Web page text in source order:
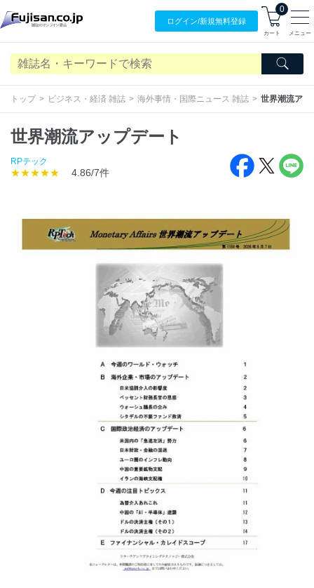
ログイン/新規無料登録
0
カート メニュー
トップ ビジネス・経済 雑誌 海外事情・国際ニュース 雑誌 世界潮流アッ
世界潮流アップデート
RPテック
★★★★★ 4.86/7件